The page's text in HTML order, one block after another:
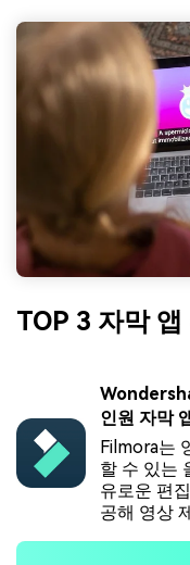
TOP 3 자막 앱
인원 자막
Filmora는
할 수 있는
유로운 편
공해 영상